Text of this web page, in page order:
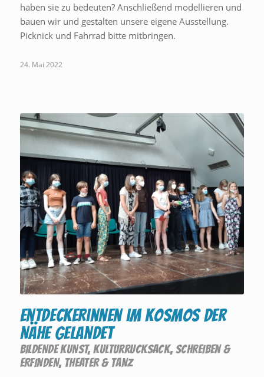
haben sie zu bedeuten? Anschließend modellieren und
bauen wir und gestalten unsere eigene Ausstellung.
Picknick und Fahrrad bitte mitbringen.
24. Mai 2022
Entdeckerinnen im Kosmos der
Nähe gelandet
BILDENDE KUNST,KULTURRUCKSACK,SCHREIBEN &
ERFINDEN, THEATER & TANZ